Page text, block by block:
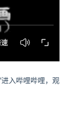
入哔哩哔哩，观